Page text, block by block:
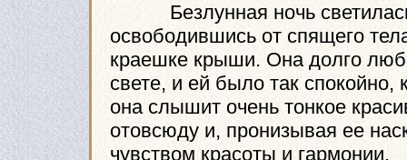
Безлунная ночь светилась
освободившись от спящего
краешке крыши. Она долго
свете, и ей было так спокойно,
она слышит очень тонкое
отовсюду и, пронизывая ее
чувством красоты и гармонии.